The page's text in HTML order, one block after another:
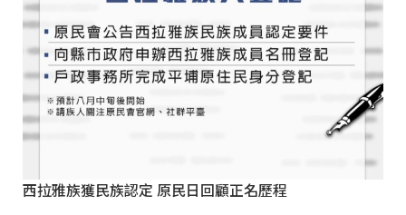
西拉雅族獲民族認定 原民日回顧正名歷程